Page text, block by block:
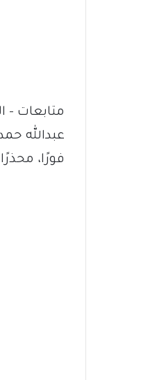
متابعات –
عبدالله
فورًا،